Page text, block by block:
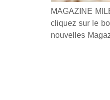
MAGAZINE
cliquez sur le
nouvelles